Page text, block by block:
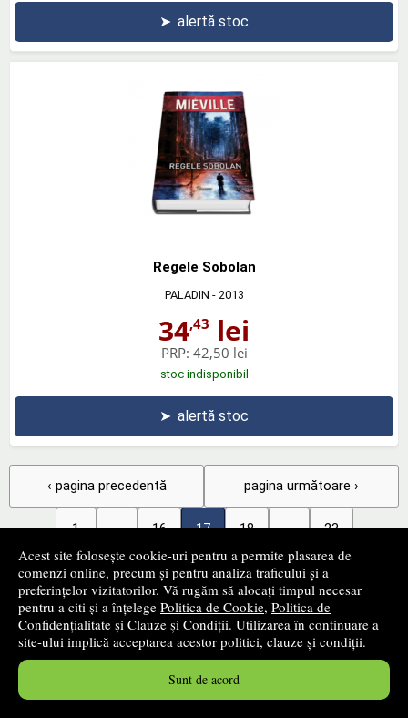
Acest site folosește cookie-uri pentru a permite plasarea de
comenzi online, precum și pentru analiza traficului și a
preferințelor vizitatorilor. Vă rugăm să alocați timpul necesar
pentru a citi și a înțelege Politica de Cookie, Politica de
Confidențialitate și Clauze și Condiții. Utilizarea în continuare a
site-ului implică acceptarea acestor politici, clauze și condiții.
Sunt de acord
Filtrează produsele +
➤ alertă stoc
Regele Sobolan
PALADIN - 2013
34,43 lei
PRP: 42,50 lei
stoc indisponibil
➤ alertă stoc
‹ pagina precedentă
1 ... 16 17 18 ... 23
pagina următoare ›
769 - 816din1100produse